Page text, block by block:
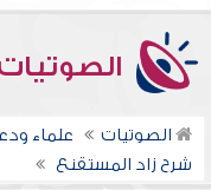
الصوتيات علماء
شرح زاد المستقنع